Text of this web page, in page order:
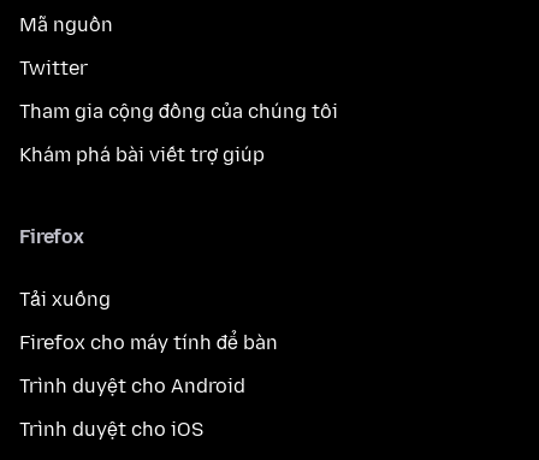
Mã nguồn
Twitter
Tham gia cộng đồng của chúng tôi
Khám phá bài viết trợ giúp
Firefox
Tải xuống
Firefox cho máy tính để bàn
Trình duyệt cho Android
Trình duyệt cho iOS